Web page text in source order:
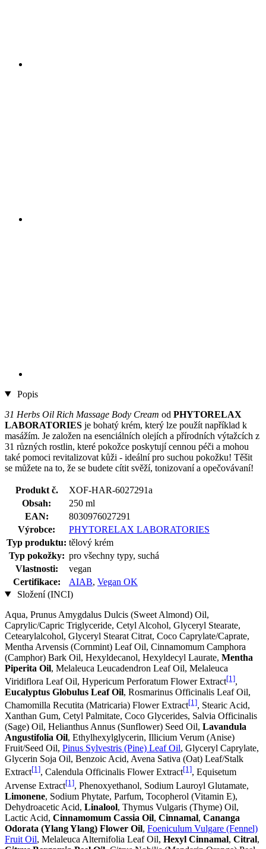
Popis
31 Herbs Oil Rich Massage Body Cream od PHYTORELAX
LABORATORIES je bohatý krém, který lze použít například k
masážím. Je založen na esenciálních olejích a přírodních výtažcích z
31 různých rostlin, které pokožce poskytují cennou péči a mohou
také pomoci revitalizovat kůži - ideální pro suchou pokožku! Těšit
se můžete na to, že se budete cítit svěží, tonizovaní a opečovávaní!
Produkt č.
XOF-HAR-6027291a
Obsah:
250 ml
EAN:
8030976027291
Výrobce:
PHYTORELAX LABORATORIES
Typ produktu: tělový krém
Typ pokožky: pro všechny typy, suchá
Vlastnosti:
vegan
Certifikace:
AIAB, Vegan OK
Složení (INCI)
Aqua, Prunus Amygdalus Dulcis (Sweet Almond) Oil,
Caprylic/Capric Triglyceride, Cetyl Alcohol, Glyceryl Stearate,
Cetearylalcohol, Glyceryl Stearat Citrat, Coco Caprylate/Caprate,
Mentha Arvensis (Cornmint) Leaf Oil, Cinnamomum Camphora
(Camphor) Bark Oil, Hexyldecanol, Hexyldecyl Laurate, Mentha
Piperita Oil, Melaleuca Leucadendron Leaf Oil, Melaleuca
Viridiflora Leaf Oil, Hypericum Perforatum Flower Extract[1],
Eucalyptus Globulus Leaf Oil, Rosmarinus Officinalis Leaf Oil,
Chamomilla Recutita (Matricaria) Flower Extract[1], Stearic Acid,
Xanthan Gum, Cetyl Palmitate, Coco Glycerides, Salvia Officinalis
(Sage) Oil, Helianthus Annus (Sunflower) Seed Oil, Lavandula
Angustifolia Oil, Ethylhexylglycerin, Illicium Verum (Anise)
Fruit/Seed Oil, Pinus Sylvestris (Pine) Leaf Oil, Glyceryl Caprylate,
Glycerin Soja Oil, Benzoic Acid, Avena Sativa (Oat) Leaf/Stalk
Extract[1], Calendula Officinalis Flower Extract[1], Equisetum
Arvense Extract[1], Phenoxyethanol, Sodium Lauroyl Glutamate,
Limonene, Sodium Phytate, Parfum, Tocopherol (Vitamin E),
Dehydroacetic Acid, Linalool, Thymus Vulgaris (Thyme) Oil,
Lactic Acid, Cinnamomum Cassia Oil, Cinnamal, Cananga
Odorata (Ylang Ylang) Flower Oil, Foeniculum Vulgare (Fennel)
Fruit Oil, Melaleuca Alternifolia Leaf Oil, Hexyl Cinnamal, Citral,